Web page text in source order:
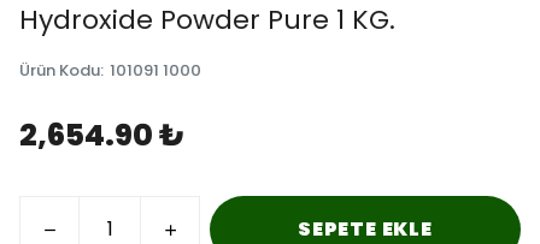
Hydroxide Powder Pure 1 KG.
Ürün Kodu: 101091 1000
2,654.90 ₺
SEPETE EKLE